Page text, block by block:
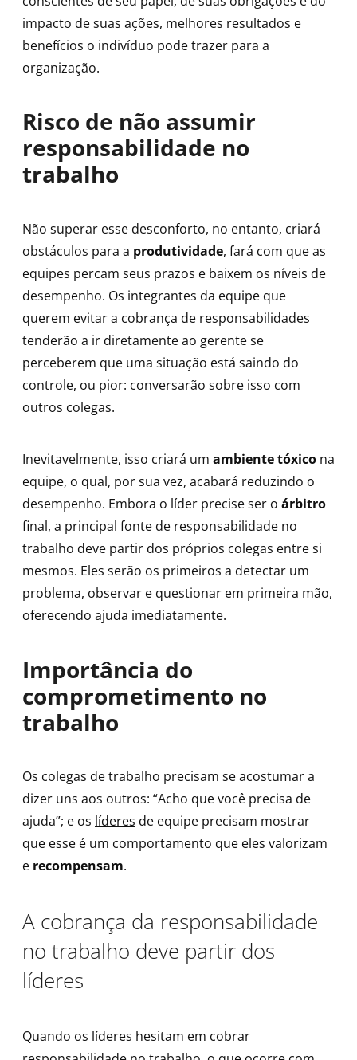
impacto de suas ações, melhores resultados e
benefícios o indivíduo pode trazer para a
organização.
Risco de não assumir
responsabilidade no
trabalho
Não superar esse desconforto, no entanto, criará
obstáculos para a produtividade, fará com que as
equipes percam seus prazos e baixem os níveis de
desempenho. Os integrantes da equipe que
querem evitar a cobrança de responsabilidades
tenderão a ir diretamente ao gerente se
perceberem que uma situação está saindo do
controle, ou pior: conversarão sobre isso com
outros colegas.
Inevitavelmente, isso criará um ambiente tóxico na
equipe, o qual, por sua vez, acabará reduzindo o
desempenho. Embora o líder precise ser o árbitro
final, a principal fonte de responsabilidade no
trabalho deve partir dos próprios colegas entre si
mesmos. Eles serão os primeiros a detectar um
problema, observar e questionar em primeira mão,
oferecendo ajuda imediatamente.
Importância do
comprometimento no
trabalho
Os colegas de trabalho precisam se acostumar a
dizer uns aos outros: “Acho que você precisa de
ajuda”; e os líderes de equipe precisam mostrar
que esse é um comportamento que eles valorizam
e recompensam.
A cobrança da responsabilidade
no trabalho deve partir dos
líderes
Quando os líderes hesitam em cobrar